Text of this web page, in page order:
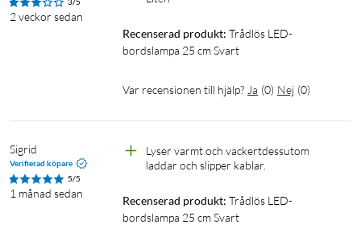
1 × USB-C till USB-A-kabel (0,5 m)
3/5
2 veckor sedan
Recenserad produkt: Trådlös LED-
bordslampa 25 cm Svart
Var recensionen till hjälp? Ja (0) Nej (0)
Sigrid
Verifierad köpare
5/5
1 månad sedan
Lyser varmt och vackertdessutom
laddar och slipper kablar.
Recenserad produkt: Trådlös LED-
bordslampa 25 cm Svart